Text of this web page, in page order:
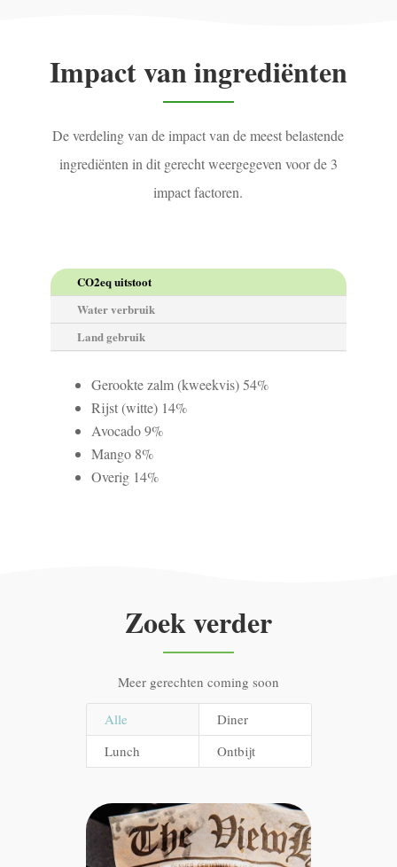
Impact van ingrediënten
De verdeling van de impact van de meest belastende
ingrediënten in dit gerecht weergegeven voor de 3
impact factoren.
CO2eq uitstoot
Water verbruik
Land gebruik
Gerookte zalm (kweekvis) 54%
Rijst (witte) 14%
Avocado 9%
Mango 8%
Overig 14%
Zoek verder
Meer gerechten coming soon
Alle
Diner
Lunch
Ontbijt